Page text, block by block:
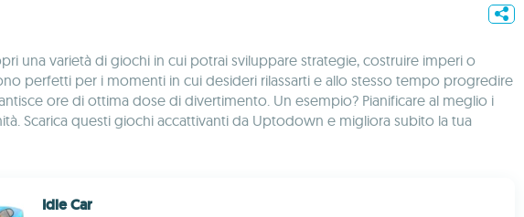
una varietà di giochi in cui potrai sviluppare strategie, costruire imperi o
perfetti per i momenti in cui desideri rilassarti e allo stesso tempo progredire
ore di ottima dose di divertimento. Un esempio? Pianificare al meglio i
Scarica questi giochi accattivanti da Uptodown e migliora subito la tua
Idle Car